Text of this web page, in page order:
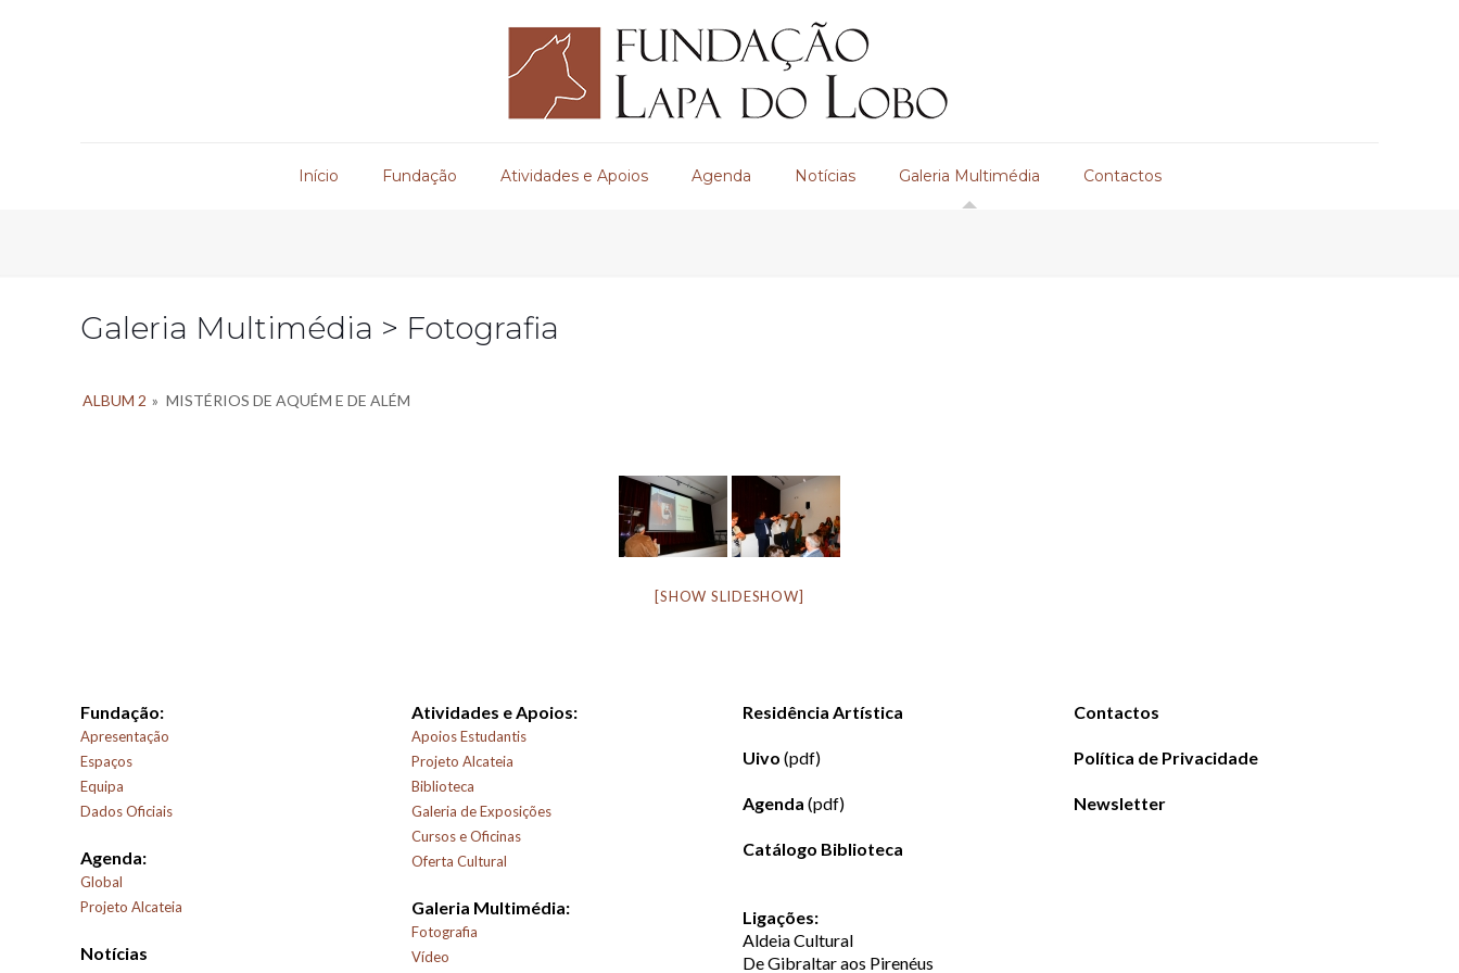
Início Fundação Atividades e Apoios Agenda Notícias Galeria Multimédia Contactos
Galeria Multimédia > Fotografia
ALBUM 2 » MISTÉRIOS DE AQUÉM E DE ALÉM
[SHOW SLIDESHOW]
Fundação:
Apresentação
Espaços
Equipa
Dados Oficiais
Agenda:
Global
Projeto Alcateia
Notícias
Atividades e Apoios:
Apoios Estudantis
Projeto Alcateia
Biblioteca
Galeria de Exposições
Cursos e Oficinas
Oferta Cultural
Galeria Multimédia:
Fotografia
Vídeo
Residência Artística
Uivo (pdf)
Agenda (pdf)
Catálogo Biblioteca
Ligações:
Aldeia Cultural
De Gibraltar aos Pirenéus
Contactos
Política de Privacidade
Newsletter